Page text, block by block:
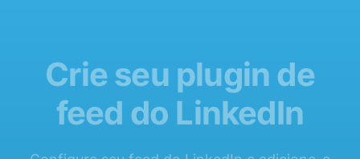
Crie seu plugin de
feed do LinkedIn